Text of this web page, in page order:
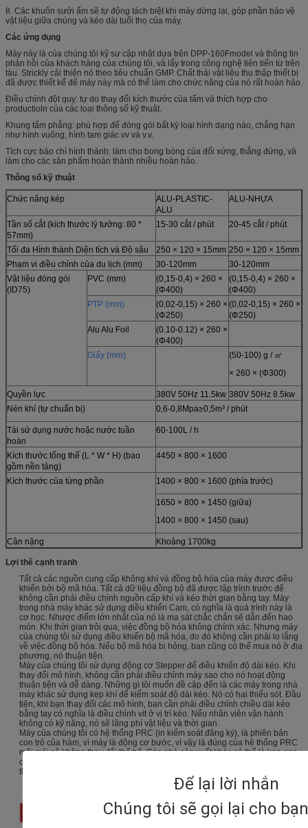
Để lại lời nhắn
Chúng tôi sẽ gọi lại cho
8. Các khuôn sưởi ấm sẽ tự động tách biệt khi máy dừng lại, góp phần bảo vệ
vật liệu giữa chúng và kéo dài tuổi thọ của máy.
Các ứng dụng
Máy này là của chúng tôi kỹ sư cập nhật dựa trên DPP-160Fmodel và thông tin
phản hồi của khách hàng của chúng tôi, và lấy trong công nghệ tiên tiến từ trên
tàu. Strickly cải thiện nó theo tiêu chuẩn GMP. Chất thải vật liệu thu thập thiết bị
đã được thiết kế để máy này mà có thể làm cho chức năng của nó rất hoàn hảo.
Điều chỉnh đột quỵ: tự do thay đổi kích thước của tấm và thích hợp cho
productioln của các loại thông số kỹ thuật.
Khung tấm phẳng: phù hợp để đóng gói bất kỳ loại hình dạng nào, chẳng hạn
như hình vuông, hình tam giác.vv và v.v.
Tích cực báo chí hình thành: làm cho bong bóng của đối xứng, thẳng đứng, và
làm cho các sản phẩm hoàn thành nhiều hoàn hảo.
Thông số kỹ thuật
Chức năng kép
ALU-PLASTIC-
ALU
ALU-NHỰA
Tần số cắt (kích thước lý tưởng: 80 *
57mm)
15-30 cắt / phút 20-45 cắt / phút
Tối đa Hình thành Diện tích và Độ sâu 250 × 120 × 15mm 250 × 120 × 15mm
Phạm vi điều chỉnh của du lịch (mm)
30-120mm
30-120mm
Vật liệu đóng gói
(ID75)
PVC (mm)
(0,15-0,4) × 260 ×
(Φ400)
(0,15-0,4) × 260 ×
(Φ400)
PTP (mm)
(0,02-0,15) × 260 ×
(Φ250)
(0,02-0,15) × 260 ×
(Φ250)
Alu Alu Foil
(0.10-0.12) × 260 ×
(Φ400)
Giấy (mm)
(50-100) g / ㎡
× 260 × (Φ300)
Quyền lực 380V 50Hz 11.5kw 380V 50Hz 8.5kw
Nén khí (tự chuẩn bị)
0,6-0,8Mpa≥0,5m³ / phút
Tái sử dụng nước hoặc nước tuần
hoàn
60-100L / h
Kích thước tổng thể (L * W * H) (bao
gồm nền tảng)
4450 × 800 × 1600
Kích thước của từng phần 1400 × 800 × 1600 (phía trước)
1650 × 800 × 1450 (giữa)
1400 × 800 × 1450 (sau)
Cân nặng Khoảng 1700kg
Lợi thế cạnh tranh
Tất cả các nguồn cung cấp không khí và đồng bộ hóa của máy được điều
khiển bởi bộ mã hóa. Tất cả dữ liệu đồng bộ đã được lập trình trước để
không cần phải điều chỉnh nguồn cấp khí và kéo thời gian bằng tay. Máy
trong nhà máy khác sử dụng điều khiển Cam, có nghĩa là quá trình này là
cơ học. Nhược điểm lớn nhất của nó là ma sát chắc chắn sẽ dẫn đến hao
mòn. Khi thời gian trôi qua, việc đồng bộ hóa không chính xác. Nhưng máy
của chúng tôi sử dụng điều khiển bộ mã hóa, do đó không cần phải lo lắng
về việc đồng bộ hóa. Nếu bộ mã hóa bị hỏng, bạn cũng có thể mua nó ở địa
phương, nó thuận tiện.
Máy của chúng tôi sử dụng động cơ Stepper để điều khiển độ dài kéo. Khi
thay đổi mô hình, không cần phải điều chỉnh máy sao cho nó hoạt động
thuận tiện và dễ dàng. Những gì tôi muốn đề cập đến là các máy trong nhà
máy khác sử dụng kẹp khí để kiểm soát độ dài kéo. Nó có hai thiếu sót. Đầu
tiên, khi bạn thay đổi các mô hình, bạn cần phải điều chỉnh chiều dài kéo
bằng tay có nghĩa là điều chỉnh vít ở vị trí kéo. Nếu nhân viên vận hành
không có kỹ năng, nó sẽ lãng phí vật liệu và thời gian.
Máy của chúng tôi có hệ thống PRC (in kiểm soát đăng ký), là phiên bản
con trỏ của hàm, vì máy là động cơ bước, vì vậy là đúng của hệ thống PRC
mãi mãi sẽ không thay đổi thế hệ. Các nhà sản xuất khác có thể là kẹp gas
chỉ có thể được điều chỉnh theo cách thủ công, một thời gian dài sau khi sự
thay đổi sẽ xảy ra.